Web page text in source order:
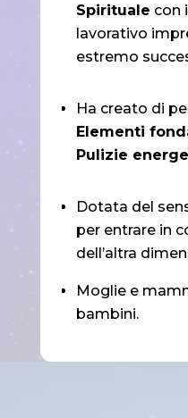
Spirituale con
lavorativo
estremo
Ha creato di
Elementi
Pulizie
Dotata del
per entrare in
dell’altra
Moglie e
bambini.